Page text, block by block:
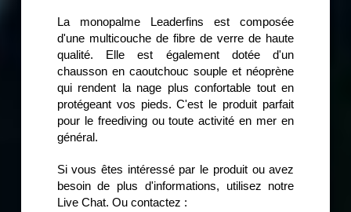
La monopalme Leaderfins est composée
d'une multicouche de fibre de verre de haute
qualité. Elle est également dotée d'un
chausson en caoutchouc souple et néoprène
qui rendent la nage plus confortable tout en
protégeant vos pieds. C'est le produit parfait
pour le freediving ou toute activité en mer en
général.
Si vous êtes intéressé par le produit ou avez
besoin de plus d'informations, utilisez notre
Live Chat. Ou contactez :